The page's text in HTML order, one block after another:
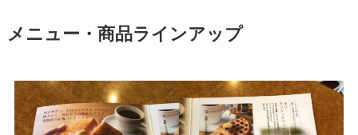
メニュー・商品ラインアップ